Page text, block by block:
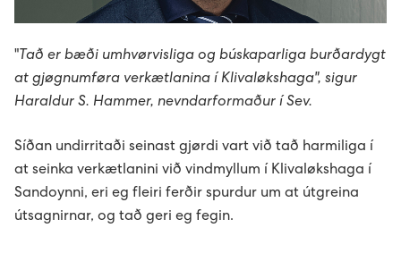
B2: Luftteym til kaðalteym
C1: Treytir fyri ravmagnsveiting til nýtarar
C2: Felagsreglurnar
Bílegg løðispjaldur
Umhugsar tú elbil?
Prísir fyri løðing
Uppsøgn av løðistøð
Frámelda RFID-løðispjaldur
Tvey øki í Vestmannasundi friðað
Sólorka
Mýruverkið II - pumpuskipan í Vestmanna
Um elskipanina
Orkuverk
Framleiðslan kring landið
Sev - sum allir føroyingar eiga
Leys størv
Starvsfólk til høvuðskontrollrúmið
Tøkningur við áræði til myllur og battaríir
Nevndin
Vís alt...
Tøl, treytir og frágreiðingar
Eldri gjaldskráir
Ársroknskapur 2025
Ársroknskapur 2024
Tíðindi
Webcasts
"Tað er bæði umhvørvisliga og búskaparliga burðardygt
at gjøgnumføra verkætlanina í Klivaløkshaga", sigur
Haraldur S. Hammer, nevndarformaður í Sev.
Síðan undirritaði seinast gjørdi vart við tað harmiliga í
at seinka verkætlanini við vindmyllum í Klivaløkshaga í
Sandoynni, eri eg fleiri ferðir spurdur um at útgreina
útsagnirnar, og tað geri eg fegin.